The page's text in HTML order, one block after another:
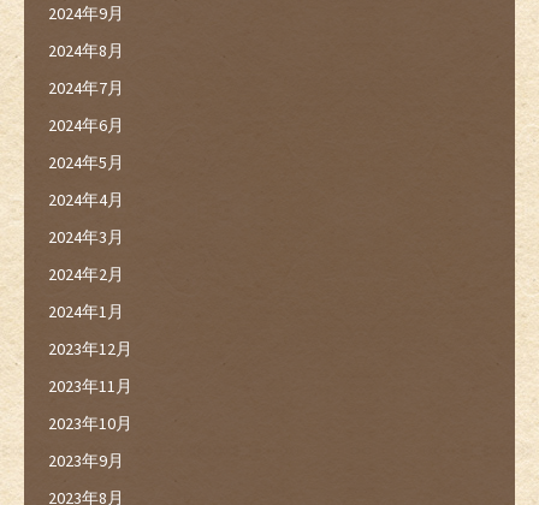
2024年9月
2024年8月
2024年7月
2024年6月
2024年5月
2024年4月
2024年3月
2024年2月
2024年1月
2023年12月
2023年11月
2023年10月
2023年9月
2023年8月